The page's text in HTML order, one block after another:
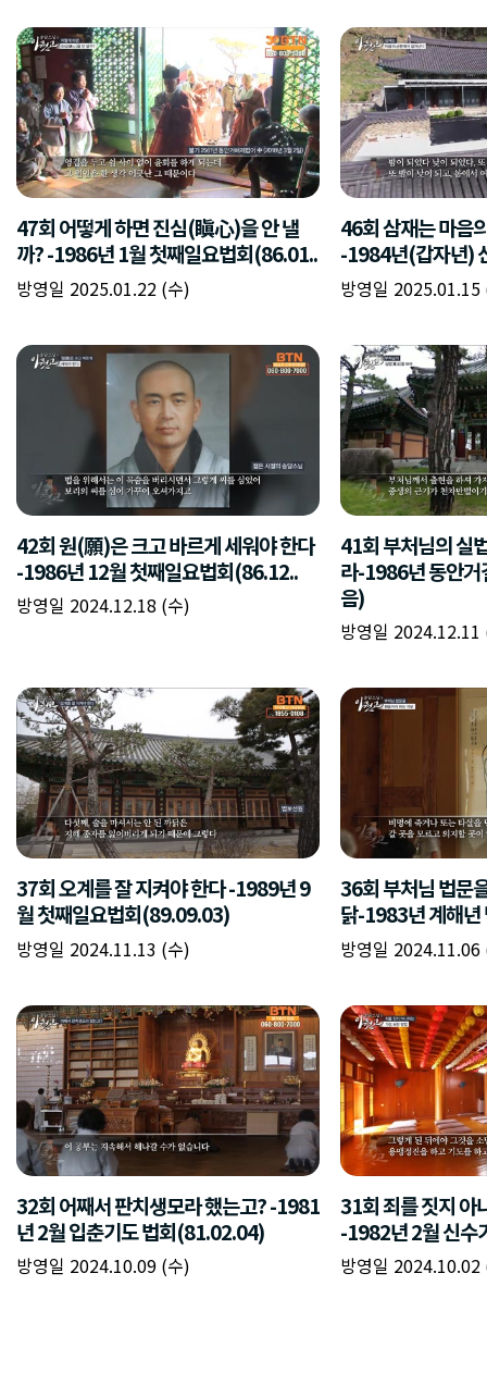
47회 어떻게 하면 진심(瞋心)을 안 낼
까? -1986년 1월 첫째일요법회(86.01..
방영일 2025.01.22 (수)
46회 삼재는 마음
-1984년(갑자년)
방영일 2025.01.15
42회 원(願)은 크고 바르게 세워야 한다
-1986년 12월 첫째일요법회(86.12..
방영일 2024.12.18 (수)
41회 부처님의 실
라-1986년 동안
음)
방영일 2024.12.11
37회 오계를 잘 지켜야 한다 -1989년 9
월 첫째일요법회(89.09.03)
방영일 2024.11.13 (수)
36회 부처님 법문
닭-1983년 계해
방영일 2024.11.06
32회 어째서 판치생모라 했는고? -1981
년 2월 입춘기도 법회(81.02.04)
방영일 2024.10.09 (수)
31회 죄를 짓지 아
-1982년 2월 신수
방영일 2024.10.02